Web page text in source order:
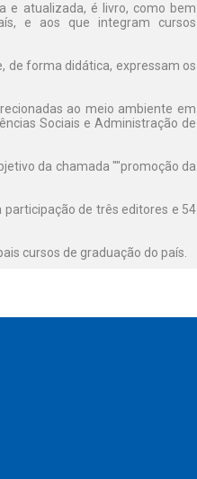
e atualizada, é livro, como bem
e aos que integram cursos
de forma didática, expressam os
ao meio ambiente em
Sociais e Administração de
da chamada ""promoção da
participação de três editores e 54
cursos de graduação do país.